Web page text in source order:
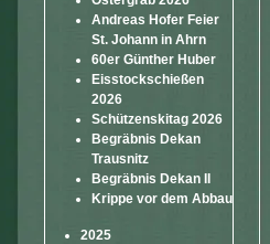
Andreas Hofer Feier
St. Johann in Ahrn
60er Günther Huber
Eisstockschießen
2026
Schützenskitag 2026
Begräbnis Dekan
Trausnitz
Begräbnis Dekan II
Krippe vor dem Abbau
2025